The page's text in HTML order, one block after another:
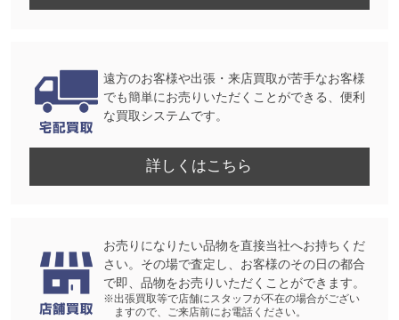
遠方のお客様や出張・来店買取が苦手なお客様
でも簡単にお売りいただくことができる、便利
な買取システムです。
詳しくはこちら
お売りになりたい品物を直接当社へお持ちくだ
さい。その場で査定し、お客様のその日の都合
で即、品物をお売りいただくことができます。
※出張買取等で店舗にスタッフが不在の場合がござい
ますので、ご来店前にお電話ください。